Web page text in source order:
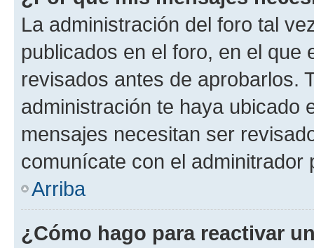
La administración del foro tal
publicados en el foro, en el
revisados antes de aprobarlos.
administración te haya ubicado
mensajes necesitan ser
comunícate con el
Arriba
¿Cómo hago para reactivar